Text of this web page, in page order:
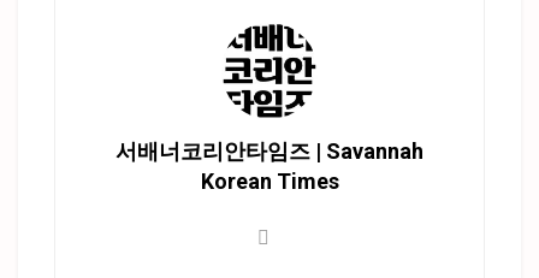
서배너코리안타임즈 | Savannah
Korean Times